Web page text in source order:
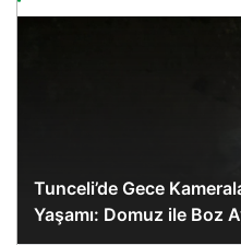
Tunceli’de Gece
Yaşamı: Domuz ile Boz